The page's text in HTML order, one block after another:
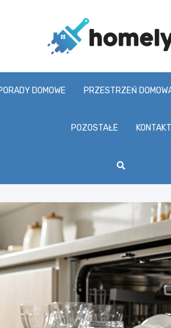
DOMOWE PRZESTRZEŃ
POZOSTAŁE KONTAKT